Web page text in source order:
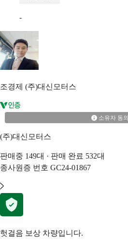
-
조경제 (주)대신모터스
소유자 동의
(주)대신모터스
판매중 149대 · 판매 완료 532대
종사원증 번호 GC24-01867
헛걸음 보상 차량입니다.